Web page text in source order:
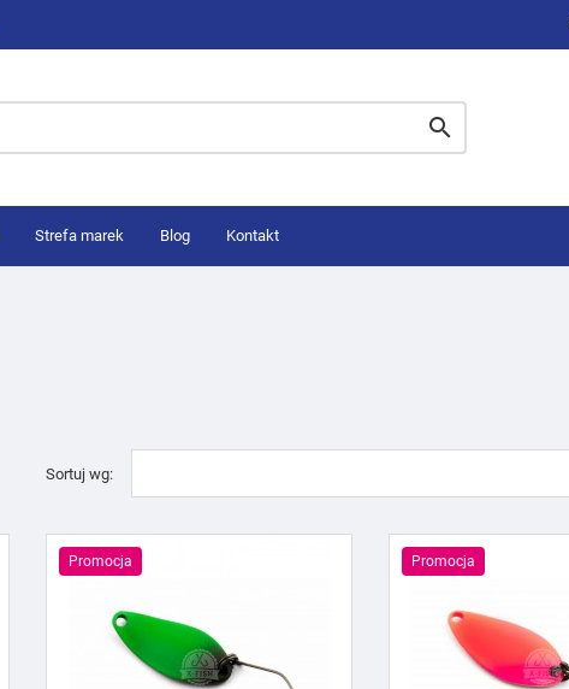

Strefa marek Blog Kontakt
Sortuj wg:
Promocja Promocja